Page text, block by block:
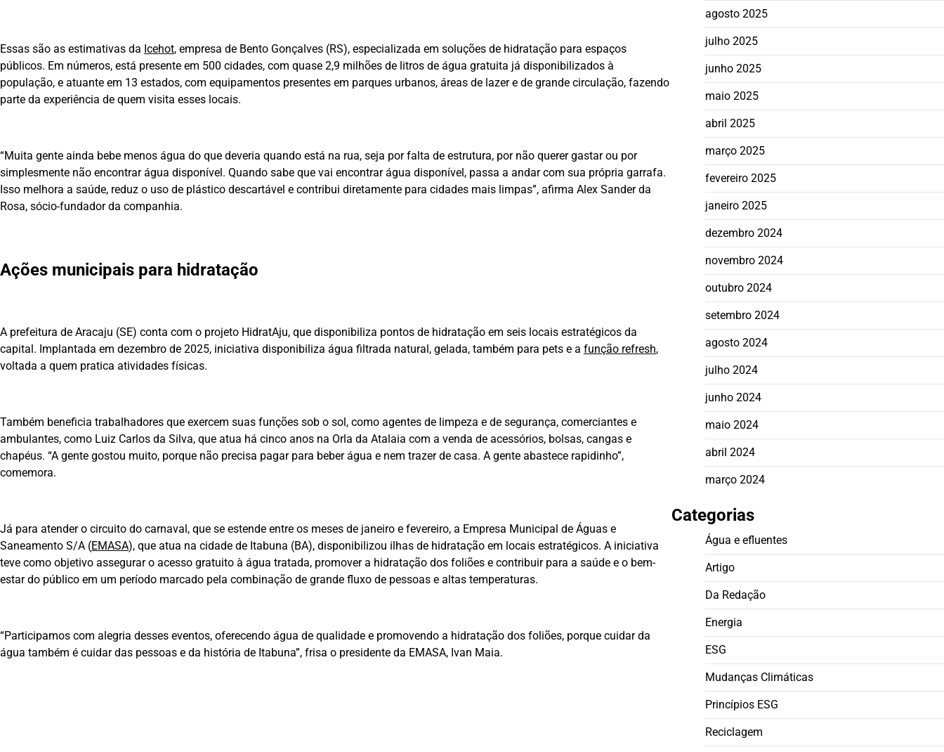
Essas são as estimativas da Icehot, empresa de Bento Gonçalves (RS), especializada em soluções de hidratação para espaços
públicos. Em números, está presente em 500 cidades, com quase 2,9 milhões de litros de água gratuita já disponibilizados à
população, e atuante em 13 estados, com equipamentos presentes em parques urbanos, áreas de lazer e de grande circulação, fazendo
parte da experiência de quem visita esses locais.
“Muita gente ainda bebe menos água do que deveria quando está na rua, seja por falta de estrutura, por não querer gastar ou por
simplesmente não encontrar água disponível. Quando sabe que vai encontrar água disponível, passa a andar com sua própria garrafa.
Isso melhora a saúde, reduz o uso de plástico descartável e contribui diretamente para cidades mais limpas”, afirma Alex Sander da
Rosa, sócio-fundador da companhia.
Ações municipais para hidratação
A prefeitura de Aracaju (SE) conta com o projeto HidratAju, que disponibiliza pontos de hidratação em seis locais estratégicos da
capital. Implantada em dezembro de 2025, iniciativa disponibiliza água filtrada natural, gelada, também para pets e a função refresh,
voltada a quem pratica atividades físicas.
Também beneficia trabalhadores que exercem suas funções sob o sol, como agentes de limpeza e de segurança, comerciantes e
ambulantes, como Luiz Carlos da Silva, que atua há cinco anos na Orla da Atalaia com a venda de acessórios, bolsas, cangas e
chapéus. “A gente gostou muito, porque não precisa pagar para beber água e nem trazer de casa. A gente abastece rapidinho”,
comemora.
Já para atender o circuito do carnaval, que se estende entre os meses de janeiro e fevereiro, a Empresa Municipal de Águas e
Saneamento S/A (EMASA), que atua na cidade de Itabuna (BA), disponibilizou ilhas de hidratação em locais estratégicos. A iniciativa
teve como objetivo assegurar o acesso gratuito à água tratada, promover a hidratação dos foliões e contribuir para a saúde e o bem-
estar do público em um período marcado pela combinação de grande fluxo de pessoas e altas temperaturas.
“Participamos com alegria desses eventos, oferecendo água de qualidade e promovendo a hidratação dos foliões, porque cuidar da
água também é cuidar das pessoas e da história de Itabuna”, frisa o presidente da EMASA, Ivan Maia.
agosto 2025
julho 2025
junho 2025
maio 2025
abril 2025
março 2025
fevereiro 2025
janeiro 2025
dezembro 2024
novembro 2024
outubro 2024
setembro 2024
agosto 2024
julho 2024
junho 2024
maio 2024
abril 2024
março 2024
Categorias
Água e efluentes
Artigo
Da Redação
Energia
ESG
Mudanças Climáticas
Princípios ESG
Reciclagem